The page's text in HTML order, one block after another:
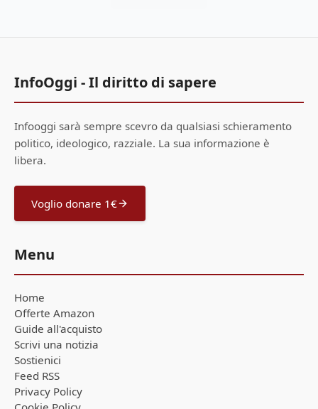
InfoOggi - Il diritto di sapere
Infooggi sarà sempre scevro da qualsiasi schieramento
politico, ideologico, razziale. La sua informazione è
libera.
Voglio donare 1€
Menu
Home
Offerte Amazon
Guide all'acquisto
Scrivi una notizia
Sostienici
Feed RSS
Privacy Policy